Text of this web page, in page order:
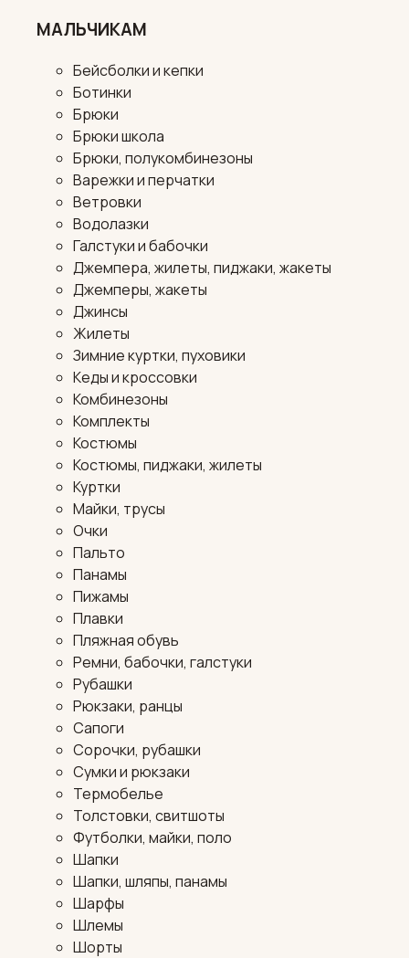
МАЛЬЧИКАМ
Бейсболки и кепки
Ботинки
Брюки
Брюки школа
Брюки, полукомбинезоны
Варежки и перчатки
Ветровки
Водолазки
Галстуки и бабочки
Джемпера, жилеты, пиджаки, жакеты
Джемперы, жакеты
Джинсы
Жилеты
Зимние куртки, пуховики
Кеды и кроссовки
Комбинезоны
Комплекты
Костюмы
Костюмы, пиджаки, жилеты
Куртки
Майки, трусы
Очки
Пальто
Панамы
Пижамы
Плавки
Пляжная обувь
Ремни, бабочки, галстуки
Рубашки
Рюкзаки, ранцы
Сапоги
Сорочки, рубашки
Сумки и рюкзаки
Термобелье
Толстовки, свитшоты
Футболки, майки, поло
Шапки
Шапки, шляпы, панамы
Шарфы
Шлемы
Шорты